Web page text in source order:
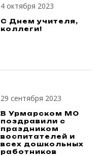
4 октября 2023
С Днем учителя,
коллеги!
29 сентября 2023
В Урмарском МО
поздравили с
праздником
воспитателей и
всех дошкольных
работников